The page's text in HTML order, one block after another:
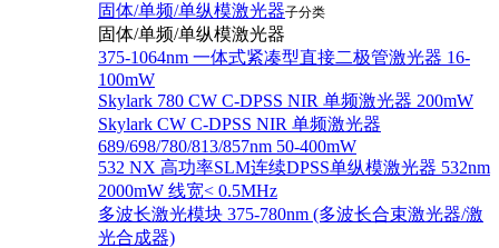
固体/单频/单纵模激光器子分类
固体/单频/单纵模激光器
375-1064nm 一体式紧凑型直接二极管激光器 16-
100mW
Skylark 780 CW C-DPSS NIR 单频激光器 200mW
Skylark CW C-DPSS NIR 单频激光器
689/698/780/813/857nm 50-400mW
532 NX 高功率SLM连续DPSS单纵模激光器 532nm
2000mW 线宽< 0.5MHz
多波长激光模块 375-780nm (多波长合束激光器/激
光合成器)